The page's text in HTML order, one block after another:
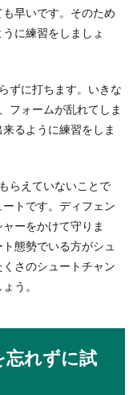
早いです。そのため
に練習をしましょ
ずに打ちます。いきな
フォームが乱れてしま
るように練習をしま
らえていないことで
トです。ディフェン
ーをかけて守りま
態勢でいる方がシュ
さのシュートチャン
う。
忘れずに試